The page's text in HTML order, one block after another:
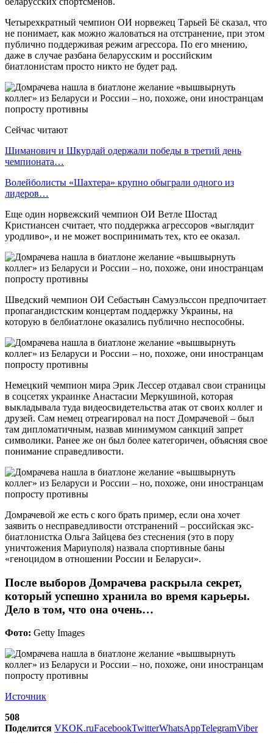
Четырехкратный чемпион ОИ норвежец Тарьей Бё сказал, что
не понимает, как можно жаловаться на отстранение, при этом
публично поддерживая режим агрессора. По его мнению,
даже в случае разбана беларусским и российским
биатлонистам просто никто не будет рад.
Сейчас читают
Шиманович и Шкурдай одержали победы в третий день
чемпионата…
Волейболисты «Шахтера» крупно обыграли одного из
лидеров…
Еще один норвежский чемпион ОИ Ветле Шостад
Кристиансен считает, что поддержка агрессоров «выглядит
уродливо», и не может воспринимать тех, кто ее оказал.
Шведский чемпион ОИ Себастьян Самуэльссон предпочитает
пропагандистским концертам поддержку Украины, на
которую в белбиатлоне оказались публично неспособны.
Немецкий чемпион мира Эрик Лессер отдавал свои страницы
в соцсетях украинке Анастасии Меркушиной, которая
выкладывала туда видеосвидетельства атак от своих коллег и
друзей. Сам немец отреагировал на пост Домрачевой – был
там дипломатичным, назвав минимумом санкций запрет
символики. Ранее же он был более категоричен, объясняя свое
понимание справедливости.
Домрачевой же есть с кого брать пример, если она хочет
заявить о несправедливости отстранений – российская экс-
биатлонистка Ольга Зайцева без стеснения (это в пору
уничтожения Мариуполя) назвала спортивные баны
«геноцидом в отношении России и Беларуси».
После выборов Домрачева раскрыла секрет,
который успешно хранила во время карьеры.
Дело в том, что она очень…
Фото: Getty Images
Источник
508
Поделится VKOK.ruFacebookTwitterWhatsAppTelegramViber